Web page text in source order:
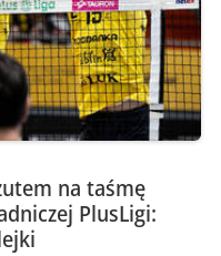
na taśmę
PlusLigi: